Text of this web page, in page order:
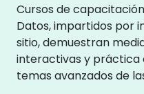
Cursos de
Datos, impartidos por
sitio, demuestran
interactivas y práctica
temas avanzados de